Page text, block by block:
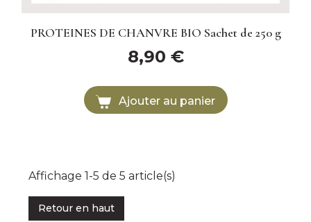
PROTEINES DE CHANVRE BIO Sachet de 250 g
8,90 €
Ajouter au panier
Affichage 1-5 de 5 article(s)
Retour en haut